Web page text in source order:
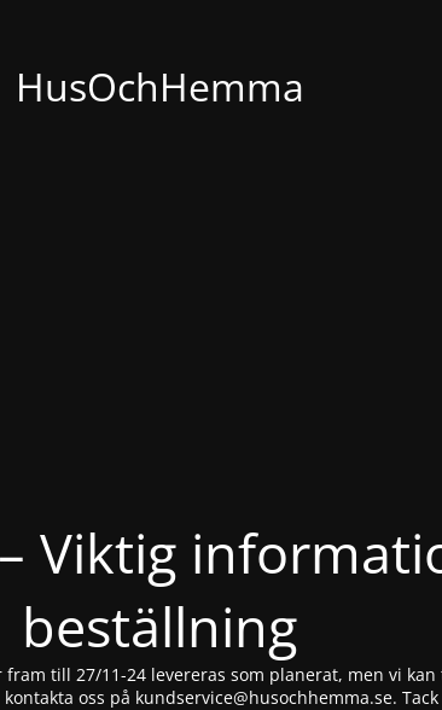
HusOchHemma
Viktig
beställning
till 27/11-24 levereras som planerat, men vi
oss på kundservice@husochhemma.se.